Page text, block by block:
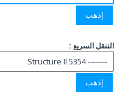
التنقل السريع :